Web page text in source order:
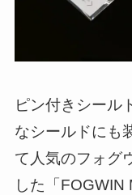
ピン付きシール
なシールドにも
て人気のフォグ
した「FOGWIN